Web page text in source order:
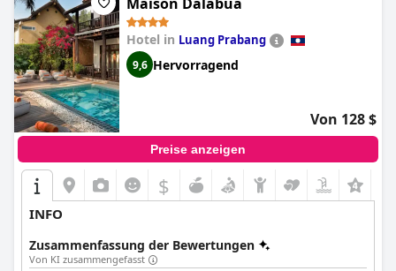
Hotel in Luang Prabang
9,6 Hervorragend
Von 128 $
Preise anzeigen
$
INFO
Zusammenfassung der Bewertungen
Von KI zusammengefasst